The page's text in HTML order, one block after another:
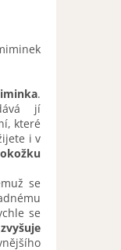
.
jí
které
i v
se
se
zvyšuje